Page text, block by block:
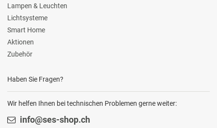
Lampen & Leuchten
Lichtsysteme
Smart Home
Aktionen
Zubehör
Haben Sie Fragen?
Wir helfen Ihnen bei technischen Problemen gerne weiter:
info@ses-shop.ch